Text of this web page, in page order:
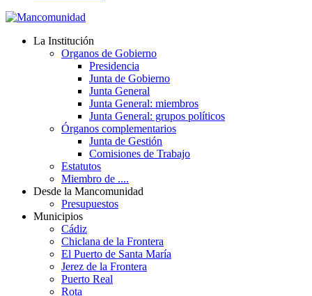
La Institución
Organos de Gobierno
Presidencia
Junta de Gobierno
Junta General
Junta General: miembros
Junta General: grupos políticos
Órganos complementarios
Junta de Gestión
Comisiones de Trabajo
Estatutos
Miembro de ....
Desde la Mancomunidad
Presupuestos
Municipios
Cádiz
Chiclana de la Frontera
El Puerto de Santa María
Jerez de la Frontera
Puerto Real
Rota